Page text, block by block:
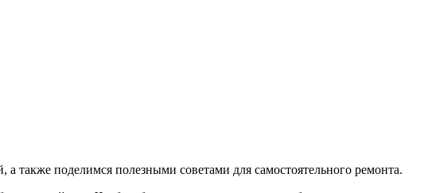
также поделимся полезными советами для самостоятельного ремонта.